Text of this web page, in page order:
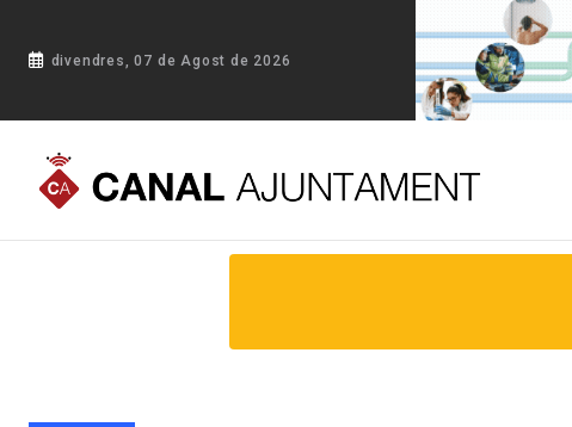
divendres, 07 de Agost de 2026
Portada Blog Dipsalut identifica 43 nous casos de